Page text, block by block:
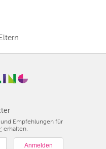
Empfehlungen für
erhalten.